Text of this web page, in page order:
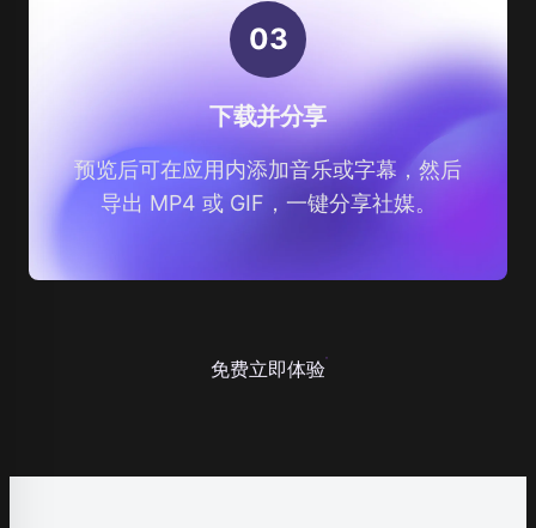
03
下载并分享
预览后可在应用内添加音乐或字幕，然后
导出 MP4 或 GIF，一键分享社媒。
免费立即体验